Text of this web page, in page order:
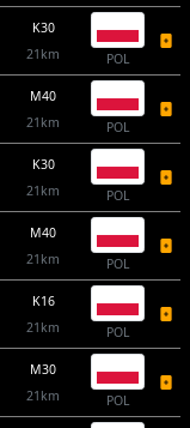
K30
21km
POL
M40
21km
POL
K30
21km
POL
M40
21km
POL
K16
21km
POL
M30
21km
POL